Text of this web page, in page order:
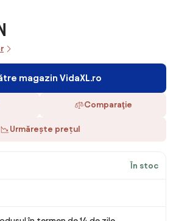
magazin VidaXL.ro
Comparaţie
Urmărește prețul
În stoc